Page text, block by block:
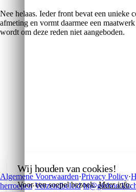
Nee helaas. Ieder front bevat een unieke
afmeting en vormt daarmee een
wordt om deze reden niet aangeboden.
→
Algemene Voorwaarden·Privacy Policy·
herroepen·Verzendbeleid·
Wij houden van cookies!
Voor een soepel bezoek. Meer info.